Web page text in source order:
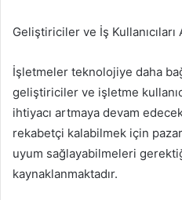
Geliştiriciler ve İş Kullanıcıları
İşletmeler teknolojiye daha
geliştiriciler ve işletme
ihtiyacı artmaya devam
rekabetçi kalabilmek için
uyum sağlayabilmeleri
kaynaklanmaktadır.